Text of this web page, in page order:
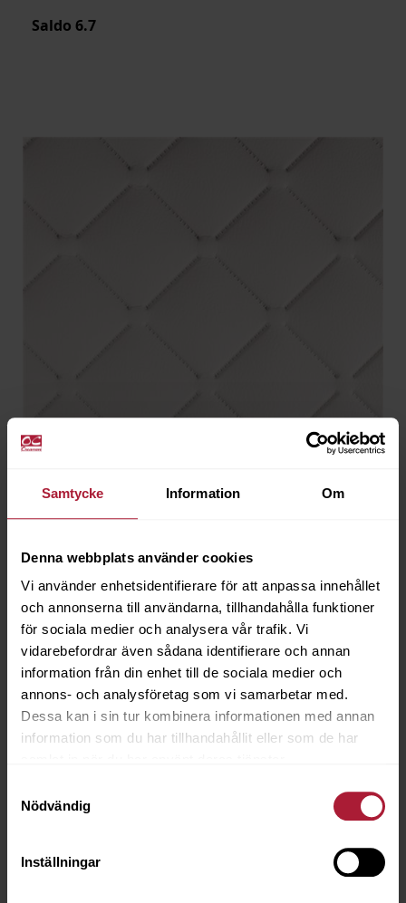
Samtycke Information Om
Denna webbplats använder cookies
Vi använder enhetsidentifierare för att anpassa innehållet
och annonserna till användarna, tillhandahålla funktioner
för sociala medier och analysera vår trafik. Vi
vidarebefordrar även sådana identifierare och annan
information från din enhet till de sociala medier och
annons- och analysföretag som vi samarbetar med.
Dessa kan i sin tur kombinera informationen med annan
information som du har tillhandahållit eller som de har
Nödvändig
Inställningar
Saldo 6.7
Marlin WB Brilliant White Rhombus 4x4
Saldo4.37